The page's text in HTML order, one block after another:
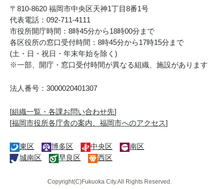
〒810-8620 福岡市中央区天神1丁目8番1号
代表電話：092-711-4111
市役所開庁時間：8時45分から18時00分まで
各区役所の窓口受付時間：8時45分から17時15分まで
(土・日・祝日・年末年始を除く)
※一部、開庁・窓口受付時間が異なる組織、施設があります
法人番号：3000020401307
[組織一覧・各課お問い合わせ先]
[福岡市役所各庁舎の案内、福岡市へのアクセス]
東区 博多区 中央区
南区
城南区
早良区 西区
Copyright(C)Fukuoka City.All Rights Reserved.